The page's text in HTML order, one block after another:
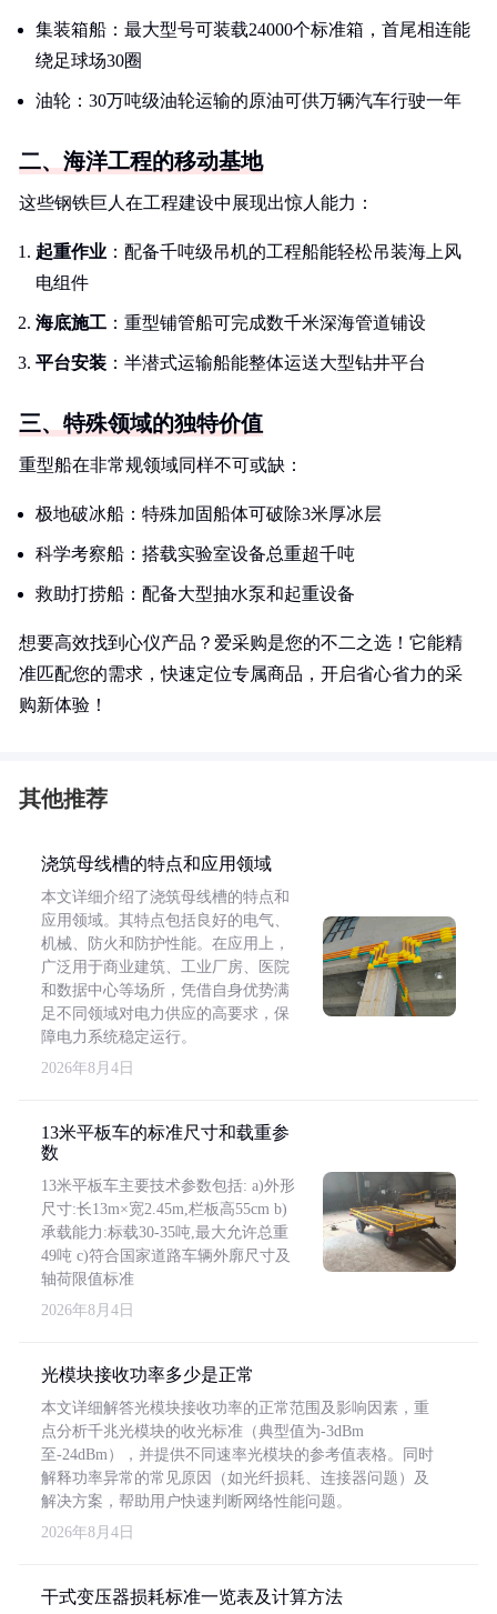
集装箱船：最大型号可装载24000个标准箱，首尾相连能
绕足球场30圈
油轮：30万吨级油轮运输的原油可供万辆汽车行驶一年
二、海洋工程的移动基地
这些钢铁巨人在工程建设中展现出惊人能力：
起重作业 ：配备千吨级吊机的工程船能轻松吊装海上风
电组件
海底施工 ：重型铺管船可完成数千米深海管道铺设
平台安装 ：半潜式运输船能整体运送大型钻井平台
三、特殊领域的独特价值
重型船在非常规领域同样不可或缺：
极地破冰船：特殊加固船体可破除3米厚冰层
科学考察船：搭载实验室设备总重超千吨
救助打捞船：配备大型抽水泵和起重设备
想要高效找到心仪产品？爱采购是您的不二之选！它能精
准匹配您的需求，快速定位专属商品，开启省心省力的采
购新体验！
其他推荐
浇筑母线槽的特点和应用领域
本文详细介绍了浇筑母线槽的特点和
应用领域。其特点包括良好的电气、
机械、防火和防护性能。在应用上，
广泛用于商业建筑、工业厂房、医院
和数据中心等场所，凭借自身优势满
足不同领域对电力供应的高要求，保
障电力系统稳定运行。
2026年8月4日
13米平板车的标准尺寸和载重参
数
13米平板车主要技术参数包括: a)外形
尺寸:长13m×宽2.45m,栏板高55cm b)
承载能力:标载30-35吨,最大允许总重
49吨 c)符合国家道路车辆外廓尺寸及
轴荷限值标准
2026年8月4日
光模块接收功率多少是正常
本文详细解答光模块接收功率的正常范围及影响因素，重
点分析千兆光模块的收光标准（典型值为-3dBm
至-24dBm），并提供不同速率光模块的参考值表格。同时
解释功率异常的常见原因（如光纤损耗、连接器问题）及
解决方案，帮助用户快速判断网络性能问题。
2026年8月4日
干式变压器损耗标准一览表及计算方法